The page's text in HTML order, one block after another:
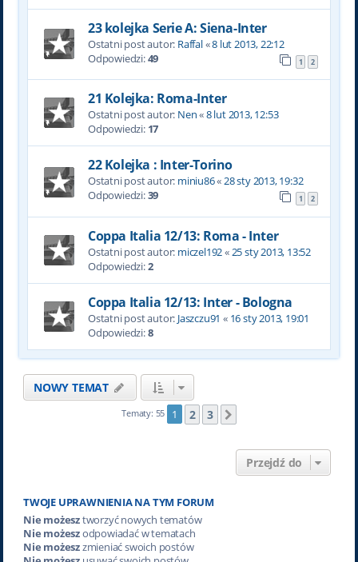
23 kolejka Serie A: Siena-Inter
Ostatni post autor: Raffal«8 lut 2013, 22:12
Odpowiedzi:49 1 2
21 Kolejka: Roma-Inter
Ostatni post autor: Nen«8 lut 2013, 12:53
Odpowiedzi: 17
22 Kolejka : Inter-Torino
Ostatni post autor: miniu86«28 sty 2013, 19:32
Odpowiedzi:39 1 2
Coppa Italia 12/13: Roma - Inter
Ostatni post autor: miczel192« 25 sty 2013, 13:52
Odpowiedzi:2
Coppa Italia 12/13: Inter - Bologna
Ostatni post autor: Jaszczu91 « 16 sty 2013, 19:01
Odpowiedzi:8
NOWY TEMAT
Tematy: 55 1 2 3
Przejdź do
TWOJE UPRAWNIENIA NA TYM FORUM
Nie możesztworzyć nowych tematów
Nie możeszodpowiadać w tematach
Nie możeszzmieniać swoich postów